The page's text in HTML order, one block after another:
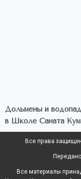
Дольмены и
в Школе Саната
Все права
Все материалы